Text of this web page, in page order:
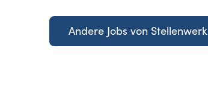
Andere Jobs von Stellenwerk